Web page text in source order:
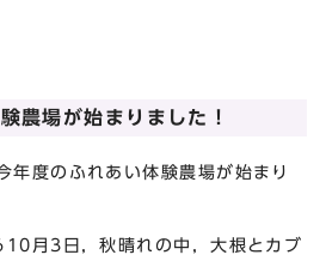
農場が始まりました！
度のふれあい体験農場が始まり
月3日，秋晴れの中，大根とカブ